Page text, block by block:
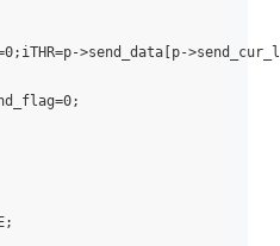
THR=p->send_data[p-